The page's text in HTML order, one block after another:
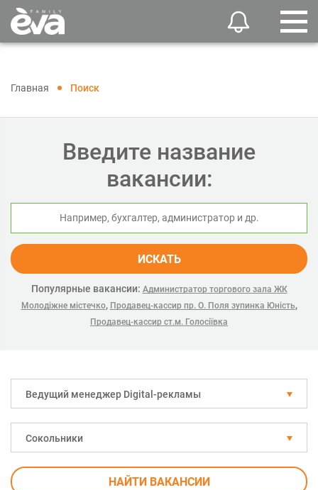
Главная Поиск
Введите название
вакансии:
ИСКАТЬ
Популярные вакансии: Администратор торгового зала ЖК
Молодіжне містечко, Продавец-кассир пр. О. Поля зупинка Юність,
Продавец-кассир ст.м. Голосіївка
Ведущий менеджер Digital-рекламы
Сокольники
НАЙТИ ВАКАНСИИ